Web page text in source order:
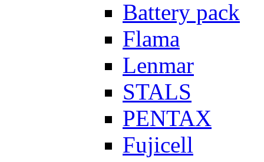
Battery pack
Flama
Lenmar
STALS
PENTAX
Fujicell